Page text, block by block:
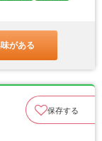
がある
保存する